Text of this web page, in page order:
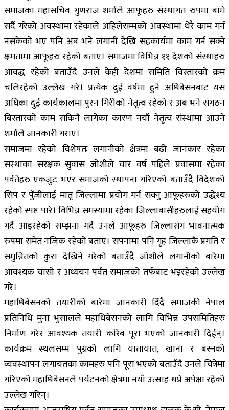
समाजका महासचिव गुणराज शर्माले आफूहरु संस्थागत रुपमा बामे
सर्दै गरेको अवस्थामा रहेकाले अहिलेसम्मको अवस्थामा धेरै काम गर्न
नसकेको भए पनि अब भने लगानी देखि सहकार्यमा काम गर्न सक्ने
क्षमतामा आफूहरु रहेको बताए। समाजमा विभिन्न ११ देशको संस्थाहरु
आवद्ध रहेको बताउँदै उनले केही देशमा समिति विस्तारको क्रम
चलिरहेको उल्लेख गरे। प्रत्येक दुई वर्षमा हुने अधिबेसनबाट यस
अघिका दुई कार्यकालमा पुरन गिरीको नेतृत्व रहेको र अब भने संगठन
बिस्तारको काम सकिनै लागेका कारण नयाँ नेतृत्व संस्थामा आउने
शर्माले जानकारी गराए।
समाजमा रहेको विशेषतः लगानीको क्षेत्रमा बढी जानकार रहेका
संस्थाका संरक्षक सुवास जोशीले चार वर्ष पहिले प्रवासमा रहेका
पर्वतेहरु एकजुट भएर समाजको स्थापना गरिएको बताउँदै विदेशको
सिप र पुँजीलाई मातृ जिल्लामा प्रयोग गर्न सक्नु आफूहरुको उद्धेश्य
रहेको स्पष्ट पारे। विभिन्न समस्यामा रहेका जिल्लाबासीहरुलाई सहयोग
गर्दै आइरहेको सम्झना गर्दै उनले आफूहरु जिल्लासंग भावनात्मक
रुपमा समेत नजिक रहेको बताए। सपनामा पनि गृह जिल्लाकै प्रगति र
समुन्नितको कुरा देखिने गरेको बताउँदै जोशीले लगानीको बारेमा
आवश्यक चासो र अध्ययन पर्वत समाजको तर्फबाट भइरहेको उल्लेख
गरे।
महाधिबेसनको तयारीको बारेमा जानकारी दिँदै समाजकी नेपाल
प्रतिनिधि मुना भुसालले महाधिबेसनको लागि विभिन्न उपसमितिहरु
निर्माण गरेर आवश्यक तयारी करिब पूरा भएको जानकारी दिईन्।
कार्यक्रम स्थलसम्म पुग्नको लागि यातायात, खाना र बस्नको
व्यवस्थापन लगायतका कामहरु पनि पूरा भएको बताउँदै उनले चित्रेमा
गरिएको महाधिबेसनले पर्यटनको क्षेत्रमा नयाँ उत्साह थप्ने अपेक्षा रहेको
उल्लेख गरिन्।